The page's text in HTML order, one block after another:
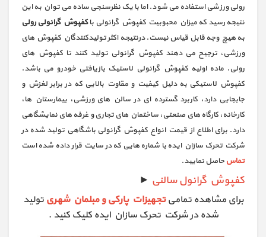
رولی ورزشی استفاده می شود. اما با یک نظرسنجی ساده می توان به این
نتیجه رسید که میزان محبوبیت کفپوش گرانولی باکفپوش گرانولی رولی
به هیچ وجه قابل قیاس نیست. درنتیجه اکثر تولیدکنندگان کفپوش های
ورزشی، ترجیح می دهند کفپوش گرانولی تولید کنند تا کفپوش های
رولی. ماده اولیه کفپوش گرانولی لاستیک بازیافتی خودرو می باشد.
کفپوش لاستیکی به دلیل کیفیت و مقاوت بالایی که در برابر لغزش و
جابجایی دارد، کاربرد گسترده ای در سالن های ورزشی، بیمارستان ها،
کارخانه، کارگاه های صنعتی، ساختمان های تجاری و غرفه های نمایشگاهی
دارد. برای اطلاع از قیمت انواع کفپوش گرانولی باشگاهی تولید شده در
شرکت تحرک سازان ایده با شماره هایی که در سایت قرار داده شده است
تماس حاصل نمایید.
کفپوش گرانول سالنی ►
برای مشاهده تمامیتجهیزات پارکی و مبلمان شهری تولید
شده در شرکت تحرک سازان ایده کلیک کنید .